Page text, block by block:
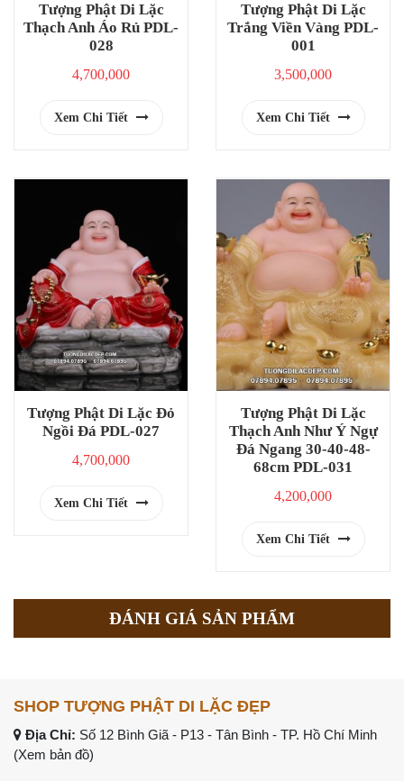
Tượng Phật Di Lặc
Thạch Anh Áo Rủ PDL-
028
4,700,000
Xem Chi Tiết
Tượng Phật Di Lặc
Trắng Viền Vàng PDL-
001
3,500,000
Xem Chi Tiết
Tượng Phật Di Lặc Đỏ
Ngồi Đá PDL-027
4,700,000
Xem Chi Tiết
Tượng Phật Di Lặc
Thạch Anh Như Ý Ngự
Đá Ngang 30-40-48-
68cm PDL-031
4,200,000
Xem Chi Tiết
ĐÁNH GIÁ SẢN PHẨM
SHOP TƯỢNG PHẬT DI LẶC ĐẸP
Địa Chỉ: Số 12 Bình Giã - P13 - Tân Bình - TP. Hồ Chí Minh
(Xem bản đồ)